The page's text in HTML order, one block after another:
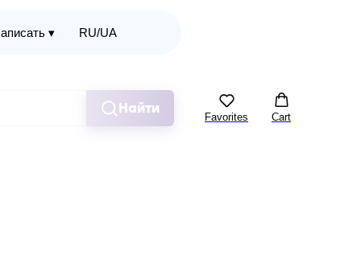
▾ RU/UA
Найти
Favorites Cart